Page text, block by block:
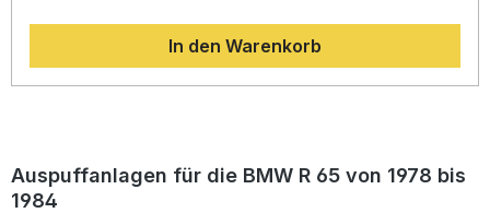
Auch optisch erhält Ihr Motorrad eine charakteristische
Cafe-Racer-Note, während das Gewicht im Vergleich zur
Serienanlage deutlich reduziert wird. Der herausnehmbare
dB-Killer ermöglicht eine individuelle Soundanpassung,
langlebigen und präzise verarbeiteten Abgasanlage. Die
Montage gestaltet sich durch Plug-and-Play-Bauweise
unkompliziert – für optimale Ergebnisse wird die Installation
In den Warenkorb
Auspuffanlagen für die BMW R 65 von 1978 bis
1984